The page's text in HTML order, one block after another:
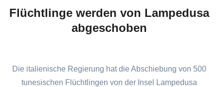
Flüchtlinge werden von Lampedusa
abgeschoben
Die italienische Regierung hat die Abschiebung von 500
tunesischen Flüchtlingen von der Insel Lampedusa